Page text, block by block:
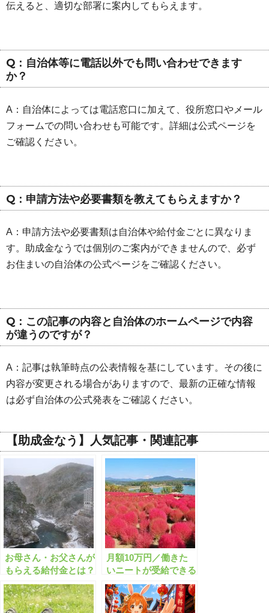
伝えると、適切な部署に案内してもらえます。
Q：自治体等に電話以外でも問い合わせできます
か？
A：自治体によっては電話窓口に加えて、役所窓口やメール
フォームでの問い合わせも可能です。詳細は公式ページを
ご確認ください。
Q：申請方法や必要書類を教えてもらえますか？
A：申請方法や必要書類は自治体や給付金ごとに異なりま
す。助成金なうでは個別のご案内ができませんので、必ず
お住まいの自治体の公式ページをご確認ください。
Q：この記事の内容と自治体のホームページで内容
が違うのですが？
A：記事は執筆時点の公表情報を基にしています。その後に
内容が変更される場合がありますので、最新の正確な情報
は必ず自治体の公式発表をご確認ください。
【助成金なう】人気記事・関連記事
お母さん・お父さんが
もらえる給付金とは？
最大20万円【個人】
月額10万円／働きた
いニートが受給できる
給付金とは？